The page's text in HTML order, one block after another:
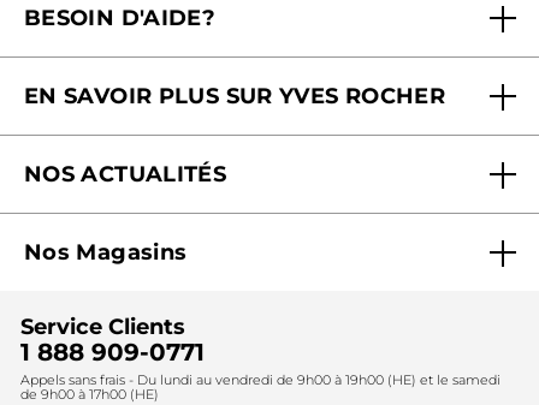
BESOIN D'AIDE?
Contactez-nous
Offre Courrier / Magazine
Accessibilité
Cadeaux corporatifs
EN SAVOIR PLUS SUR YVES ROCHER
Pourquoi nous faire confiance ?
Fondation Yves Rocher
2024
Lutte contre le travail forcé et le travail des enfants
2025
NOS ACTUALITÉS
Black Friday
Noël
Fête des mères
Nos Magasins
Instituts
Service Clients
1 888 909-0771
Appels sans frais - Du lundi au vendredi de 9h00 à 19h00 (HE) et le samedi
de 9h00 à 17h00 (HE)